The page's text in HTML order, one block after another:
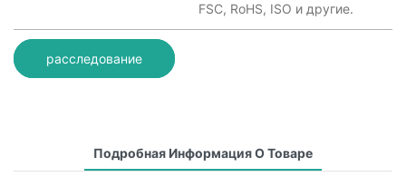
FSC, RoHS, ISO и другие.
расследование
Подробная Информация О Товаре